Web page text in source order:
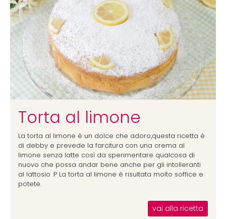
Torta al limone
La torta al limone è un dolce che adoro,questa ricetta è
di debby e prevede la farcitura con una crema al
limone senza latte così da sperimentare qualcosa di
nuovo che possa andar bene anche per gli intolleranti
al lattosio :P La torta al limone è risultata molto soffice e
potete.
vai alla ricetta